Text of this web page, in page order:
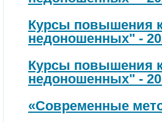
Курсы повышения
недоношенных" -
Курсы повышения
недоношенных" -
«Современные